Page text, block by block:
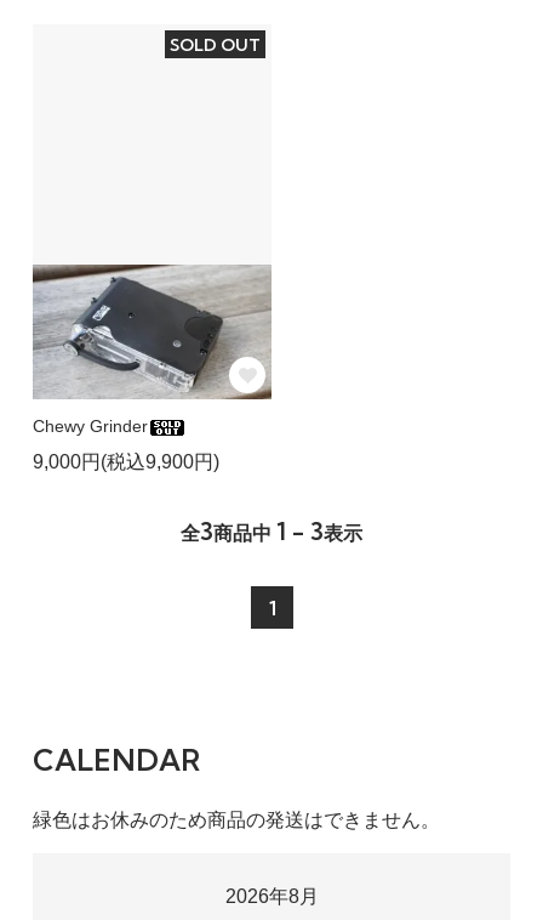
SOLD OUT
Chewy Grinder
9,000円(税込9,900円)
全3商品中 1 - 3表示
1
CALENDAR
緑色はお休みのため商品の発送はできません。
2026年8月